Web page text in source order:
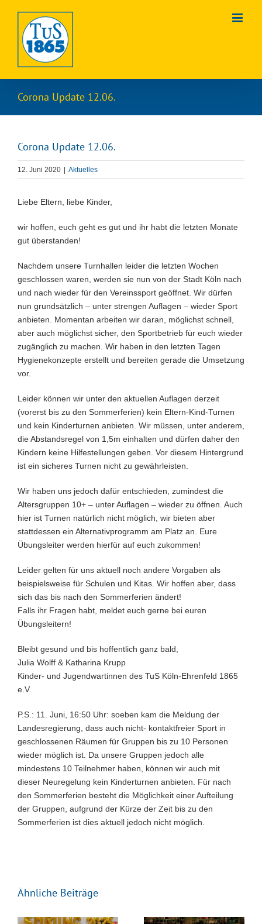
springen
Corona Update 12.06.
Corona Update 12.06.
12. Juni 2020 Aktuelles
Liebe Eltern, liebe Kinder,
wir hoffen, euch geht es gut und ihr habt die letzten Monate
gut überstanden!
Nachdem unsere Turnhallen leider die letzten Wochen
geschlossen waren, werden sie nun von der Stadt Köln nach
und nach wieder für den Vereinssport geöffnet. Wir dürfen
nun grundsätzlich – unter strengen Auflagen – wieder Sport
anbieten. Momentan arbeiten wir daran, möglichst schnell,
aber auch möglichst sicher, den Sportbetrieb für euch wieder
zugänglich zu machen. Wir haben in den letzten Tagen
Hygienekonzepte erstellt und bereiten gerade die Umsetzung
vor.
Leider können wir unter den aktuellen Auflagen derzeit
(vorerst bis zu den Sommerferien) kein Eltern-Kind-Turnen
und kein Kinderturnen anbieten. Wir müssen, unter anderem,
die Abstandsregel von 1,5m einhalten und dürfen daher den
Kindern keine Hilfestellungen geben. Vor diesem Hintergrund
ist ein sicheres Turnen nicht zu gewährleisten.
Wir haben uns jedoch dafür entschieden, zumindest die
Altersgruppen 10+ – unter Auflagen – wieder zu öffnen. Auch
hier ist Turnen natürlich nicht möglich, wir bieten aber
stattdessen ein Alternativprogramm am Platz an. Eure
Übungsleiter werden hierfür auf euch zukommen!
Leider gelten für uns aktuell noch andere Vorgaben als
beispielsweise für Schulen und Kitas. Wir hoffen aber, dass
sich das bis nach den Sommerferien ändert!
Falls ihr Fragen habt, meldet euch gerne bei euren
Übungsleitern!
Bleibt gesund und bis hoffentlich ganz bald,
Julia Wolff & Katharina Krupp
Kinder- und Jugendwartinnen des TuS Köln-Ehrenfeld 1865
e.V.
P.S.: 11. Juni, 16:50 Uhr: soeben kam die Meldung der
Landesregierung, dass auch nicht- kontaktfreier Sport in
geschlossenen Räumen für Gruppen bis zu 10 Personen
wieder möglich ist. Da unsere Gruppen jedoch alle
mindestens 10 Teilnehmer haben, können wir auch mit
dieser Neuregelung kein Kinderturnen anbieten. Für nach
den Sommerferien besteht die Möglichkeit einer Aufteilung
der Gruppen, aufgrund der Kürze der Zeit bis zu den
Sommerferien ist dies aktuell jedoch nicht möglich.
Ähnliche Beiträge